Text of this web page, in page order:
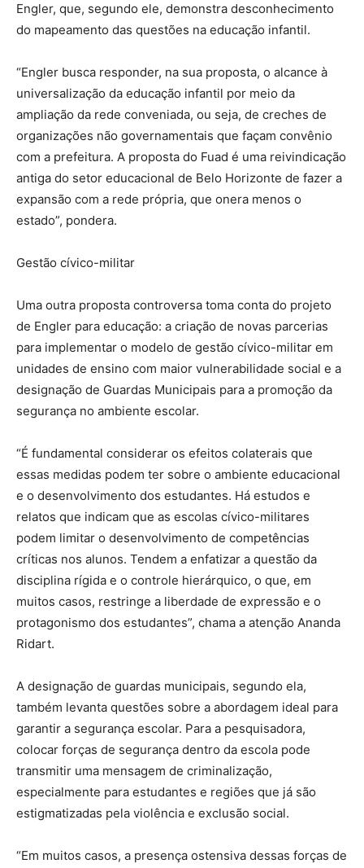
Engler, que, segundo ele, demonstra desconhecimento
do mapeamento das questões na educação infantil.
“Engler busca responder, na sua proposta, o alcance à
universalização da educação infantil por meio da
ampliação da rede conveniada, ou seja, de creches de
organizações não governamentais que façam convênio
com a prefeitura. A proposta do Fuad é uma reivindicação
antiga do setor educacional de Belo Horizonte de fazer a
expansão com a rede própria, que onera menos o
estado”, pondera.
Gestão cívico-militar
Uma outra proposta controversa toma conta do projeto
de Engler para educação: a criação de novas parcerias
para implementar o modelo de gestão cívico-militar em
unidades de ensino com maior vulnerabilidade social e a
designação de Guardas Municipais para a promoção da
segurança no ambiente escolar.
“É fundamental considerar os efeitos colaterais que
essas medidas podem ter sobre o ambiente educacional
e o desenvolvimento dos estudantes. Há estudos e
relatos que indicam que as escolas cívico-militares
podem limitar o desenvolvimento de competências
críticas nos alunos. Tendem a enfatizar a questão da
disciplina rígida e o controle hierárquico, o que, em
muitos casos, restringe a liberdade de expressão e o
protagonismo dos estudantes”, chama a atenção Ananda
Ridart.
A designação de guardas municipais, segundo ela,
também levanta questões sobre a abordagem ideal para
garantir a segurança escolar. Para a pesquisadora,
colocar forças de segurança dentro da escola pode
transmitir uma mensagem de criminalização,
especialmente para estudantes e regiões que já são
estigmatizadas pela violência e exclusão social.
“Em muitos casos, a presença ostensiva dessas forças de